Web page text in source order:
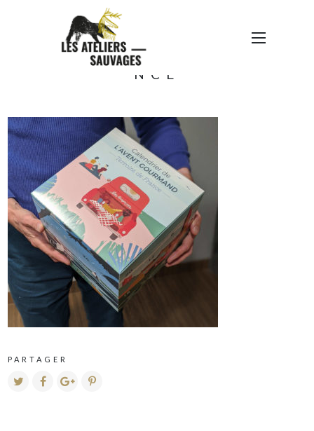
35933-
2W0H0_CALENDRIER_AVE
NT_CUBE_TERROIRS_FRA
NCE
PARTAGER